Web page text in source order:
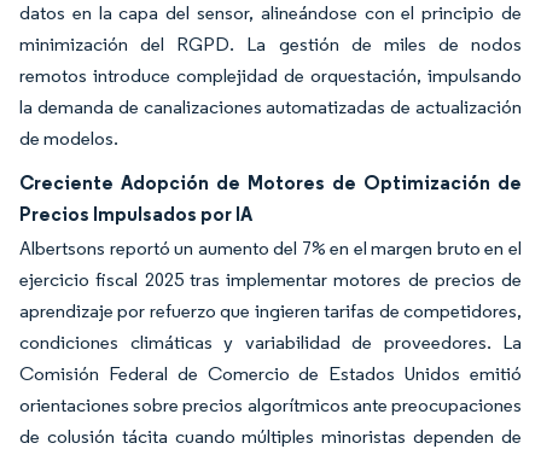
datos en la capa del sensor, alineándose con el principio de
minimización del RGPD. La gestión de miles de nodos
remotos introduce complejidad de orquestación, impulsando
la demanda de canalizaciones automatizadas de actualización
de modelos.
Creciente Adopción de Motores de Optimización de
Precios Impulsados por IA
Albertsons reportó un aumento del 7% en el margen bruto en el
ejercicio fiscal 2025 tras implementar motores de precios de
aprendizaje por refuerzo que ingieren tarifas de competidores,
condiciones climáticas y variabilidad de proveedores. La
Comisión Federal de Comercio de Estados Unidos emitió
orientaciones sobre precios algorítmicos ante preocupaciones
de colusión tácita cuando múltiples minoristas dependen de